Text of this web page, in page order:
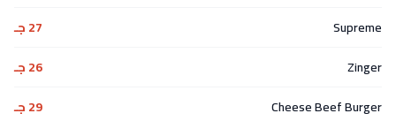
Supreme
27 جـ
Zinger
26 جـ
Cheese Beef Burger
29 جـ